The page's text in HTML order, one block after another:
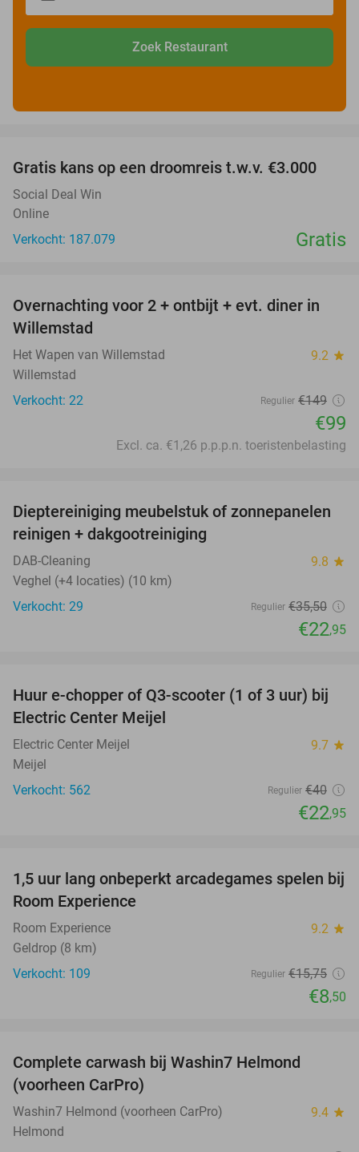
Zoek Restaurant
Gratis kans op een droomreis t.w.v. €3.000
Social Deal Win
Online
Verkocht: 187.079
Gratis
34%
Overnachting voor 2 + ontbijt + evt. diner in
Willemstad
Het Wapen van Willemstad 9.2 star
Willemstad
Verkocht: 22
Regulier €149
€99
Excl. ca. €1,26 p.p.p.n. toeristenbelasting
35%
Dieptereiniging meubelstuk of zonnepanelen
reinigen + dakgootreiniging
DAB-Cleaning 9.8 star
Veghel (+4 locaties) (10 km)
Verkocht: 29
Regulier €35,50
€22,95
43%
Huur e-chopper of Q3-scooter (1 of 3 uur) bij
Electric Center Meijel
Electric Center Meijel 9.7 star
Meijel
Verkocht: 562
Regulier €40
€22,95
46%
1,5 uur lang onbeperkt arcadegames spelen bij
Room Experience
Room Experience 9.2 star
Geldrop (8 km)
Verkocht: 109
Regulier €15,75
€8,50
Complete carwash bij Washin7 Helmond
(voorheen CarPro)
Washin7 Helmond (voorheen CarPro) 9.4 star
Helmond